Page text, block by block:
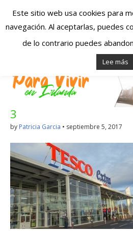
Irlanda –
Irlanda –
en Irlanda –
Irlanda
Blog dedicado a los que viven,
Irlanda!
3
by Patricia Garcia • septiembre 5, 2017
Este sitio web usa cookies para
navegación. Al aceptarlas, puedes
de lo contrario puedes
Lee más